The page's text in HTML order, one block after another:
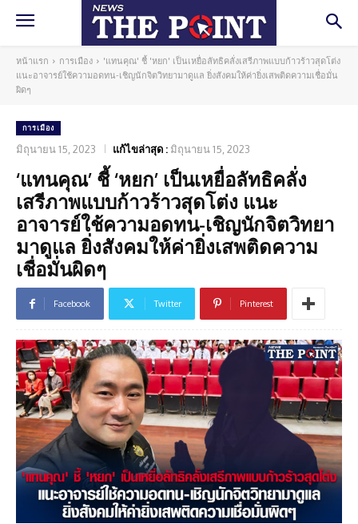
หน้าแรก การเมือง
'แทนคุณ' ชี้ 'หยก' เป็นเหยื่อลัทธิคลั่งเสรีภาพ​แบบก้าวร้าวสุดโต่ง
แนะอาจารย์ใช้ความอดทน-เชิญนักจิตวิทยามาดูแล ยิ่งสังคมให้ค่ายิ่งเสพติดความเชื่อมั่น
ผิดๆ
การเมือง
มิถุนายน 15, 2023 แก้ไขล่าสุด : มิถุนายน 15, 2023
‘แทนคุณ’ ชี้ ‘หยก’ เป็นเหยื่อลัทธิคลั่ง
เสรีภาพ​แบบก้าวร้าวสุดโต่ง แนะ
อาจารย์ใช้ความอดทน-เชิญนักจิตวิทยา
มาดูแล ยิ่งสังคมให้ค่ายิ่งเสพติดความ
เชื่อมั่นผิดๆ
Facebook Twitter Pinterest